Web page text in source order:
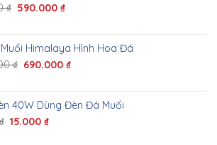
₫ 590.000₫
Himalaya Hình Hoa Đá
₫ 690.000₫
40W Dùng Đèn Đá Muối
₫ 15.000₫